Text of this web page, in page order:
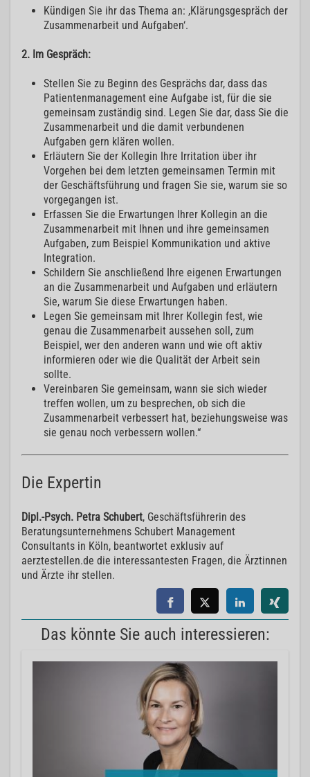
Kündigen Sie ihr das Thema an: ,Klärungsgespräch der
Zusammenarbeit und Aufgaben‘.
2. Im Gespräch:
Stellen Sie zu Beginn des Gesprächs dar, dass das
Patientenmanagement eine Aufgabe ist, für die sie
gemeinsam zuständig sind. Legen Sie dar, dass Sie die
Zusammenarbeit und die damit verbundenen
Aufgaben gern klären wollen.
Erläutern Sie der Kollegin Ihre Irritation über ihr
Vorgehen bei dem letzten gemeinsamen Termin mit
der Geschäftsführung und fragen Sie sie, warum sie so
vorgegangen ist.
Erfassen Sie die Erwartungen Ihrer Kollegin an die
Zusammenarbeit mit Ihnen und ihre gemeinsamen
Aufgaben, zum Beispiel Kommunikation und aktive
Integration.
Schildern Sie anschließend Ihre eigenen Erwartungen
an die Zusammenarbeit und Aufgaben und erläutern
Sie, warum Sie diese Erwartungen haben.
Legen Sie gemeinsam mit Ihrer Kollegin fest, wie
genau die Zusammenarbeit aussehen soll, zum
Beispiel, wer den anderen wann und wie oft aktiv
informieren oder wie die Qualität der Arbeit sein
sollte.
Vereinbaren Sie gemeinsam, wann sie sich wieder
treffen wollen, um zu besprechen, ob sich die
Zusammenarbeit verbessert hat, beziehungsweise was
sie genau noch verbessern wollen.“
Die Expertin
Dipl.-Psych. Petra Schubert, Geschäftsführerin des
Beratungsunternehmens Schubert Management
Consultants in Köln, beantwortet exklusiv auf
aerztestellen.de die interessantesten Fragen, die Ärztinnen
und Ärzte ihr stellen.
Das könnte Sie auch interessieren: